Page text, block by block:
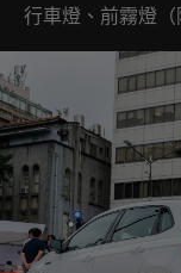
行車燈、前霧燈